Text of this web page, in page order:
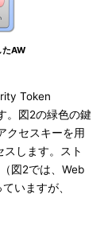
AW
Token
。図2の緑色の鍵
クセスキーを用
します。スト
図2では、Web
いますが、